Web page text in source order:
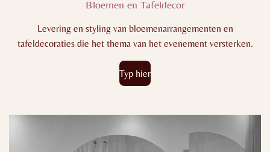
Bloemen en Tafeldecor
Levering en styling van bloemenarrangementen en
tafeldecoraties die het thema van het evenement versterken.
Typ hier